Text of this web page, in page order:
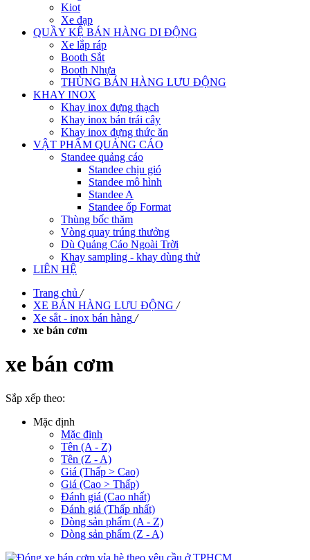
Kiot
Xe đạp
QUẦY KỆ BÁN HÀNG DI ĐỘNG
Xe lắp ráp
Booth Sắt
Booth Nhựa
THÙNG BÁN HÀNG LƯU ĐỘNG
KHAY INOX
Khay inox đựng thạch
Khay inox bán trái cây
Khay inox đựng thức ăn
VẬT PHẨM QUẢNG CÁO
Standee quảng cáo
Standee chịu gió
Standee mô hình
Standee A
Standee ốp Format
Thùng bốc thăm
Vòng quay trúng thưởng
Dù Quảng Cáo Ngoài Trời
Khay sampling - khay dùng thử
LIÊN HỆ
Trang chủ /
XE BÁN HÀNG LƯU ĐỘNG /
Xe sắt - inox bán hàng /
xe bán cơm
xe bán cơm
Sắp xếp theo:
Mặc định
Mặc định
Tên (A - Z)
Tên (Z - A)
Giá (Thấp > Cao)
Giá (Cao > Thấp)
Đánh giá (Cao nhất)
Đánh giá (Thấp nhất)
Dòng sản phẩm (A - Z)
Dòng sản phẩm (Z - A)